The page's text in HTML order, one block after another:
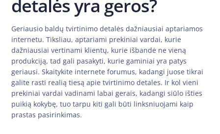
detalės yra geros?
Geriausio baldų tvirtinimo detalės dažniausiai aptariamos
internetu. Tiksliau, aptariami prekiniai vardai, kurie
dažniausiai vertinami klientų, kurie išbandė ne vieną
produkciją, tad gali pasakyti, kurie gaminiai yra patys
geriausi. Skaitykite internete forumus, kadangi juose tikrai
galite rasti realią tiesą apie tvirtinimo detales. Ir kol vieni
prekiniai vardai vadinami labai gerais, kadangi siūlo išties
puikią kokybę, tuo tarpu kiti gali būti linksniuojami kaip
prastas pasirinkimas.